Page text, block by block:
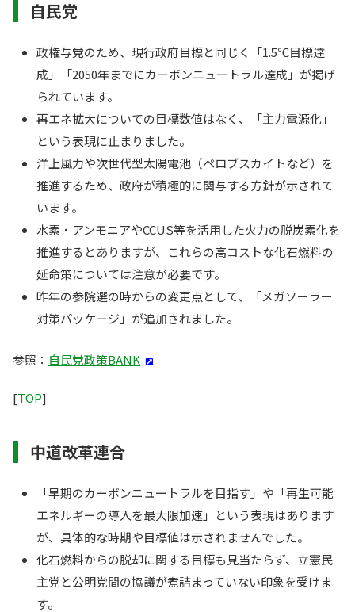
自民党
政権与党のため、現行政府目標と同じく「1.5℃目標達
成」「2050年までにカーボンニュートラル達成」が掲げ
られています。
再エネ拡大についての目標数値はなく、「主力電源化」
という表現に止まりました。
洋上風力や次世代型太陽電池（ペロブスカイトなど）を
推進するため、政府が積極的に関与する方針が示されて
います。
水素・アンモニアやCCUS等を活用した火力の脱炭素化を
推進するとありますが、これらの高コストな化石燃料の
延命策については注意が必要です。
昨年の参院選の時からの変更点として、「メガソーラー
対策パッケージ」が追加されました。
参照： 自民党政策BANK
[TOP]
中道改革連合
「早期のカーボンニュートラルを目指す」や「再生可能
エネルギーの導入を最大限加速」という表現はあります
が、具体的な時期や目標値は示されませんでした。
化石燃料からの脱却に関する目標も見当たらず、立憲民
主党と公明党間の協議が煮詰まっていない印象を受けま
す。